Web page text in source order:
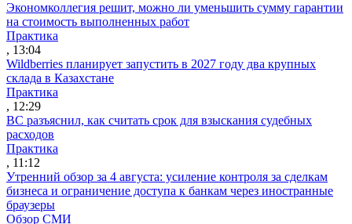
Экономколлегия решит, можно ли уменьшить сумму гарантии
на стоимость выполненных работ
Практика
, 13:04
Wildberries планирует запустить в 2027 году два крупных
склада в Казахстане
Практика
, 12:29
ВС разъяснил, как считать срок для взыскания судебных
расходов
Практика
, 11:12
Утренний обзор за 4 августа: усиление контроля за сделкам
бизнеса и ограничение доступа к банкам через иностранные
браузеры
Обзор СМИ